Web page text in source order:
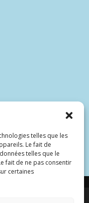
telles que les
Le fait de
telles que le
fait de ne pas consentir
certaines